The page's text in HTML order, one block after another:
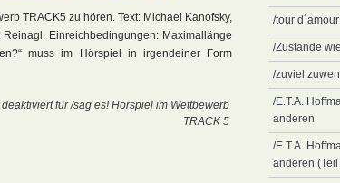
TRACK5 zu hören. Text: Michael Kanofsky,
Einreichbedingungen: Maximallänge
muss im Hörspiel in irgendeiner Form
für /sag es! Hörspiel im Wettbewerb
TRACK 5
/tour d´amour
/Zustände
/zuviel
/E.T.A.
anderen
/E.T.A.
anderen (Teil